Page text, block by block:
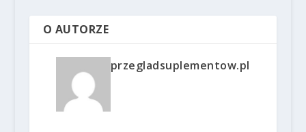
O AUTORZE
przegladsuplementow.pl